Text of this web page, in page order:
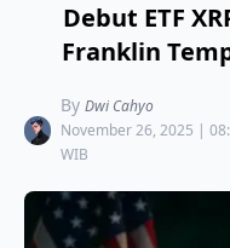
Debut ETF
Franklin
By Dwi Cahyo
November 26, 2025 |
WIB